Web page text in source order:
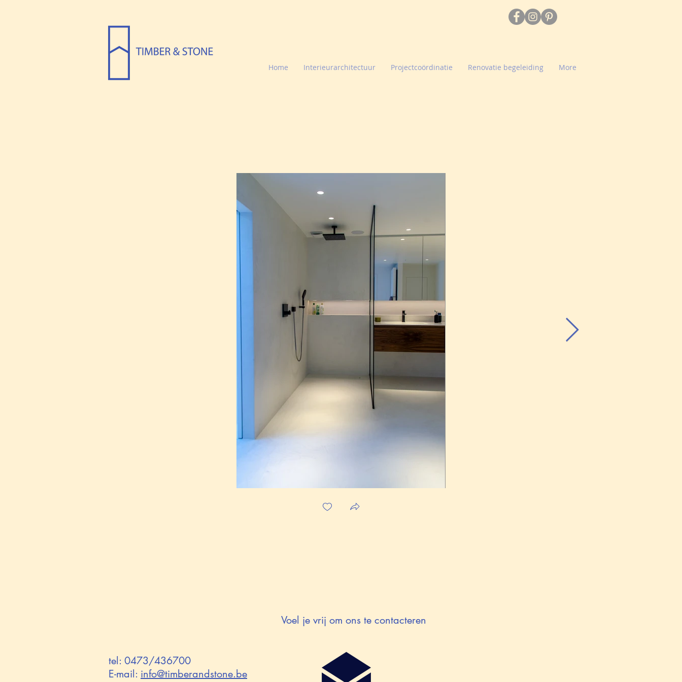
Home Interieurarchitectuur Projectcoördinatie Renovatie begeleiding More
Voel je vrij om ons te contacteren
tel: 0473/436700
E-mail: info@timberandstone.be